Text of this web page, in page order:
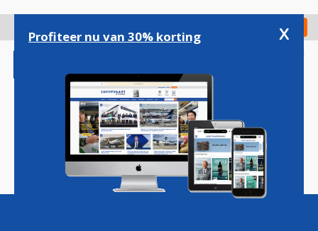
gaan
Check in
Magazine Podcasts Vacatures
Profiteer nu van 30% korting x